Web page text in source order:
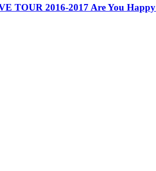
TOUR 2016-2017 Are You